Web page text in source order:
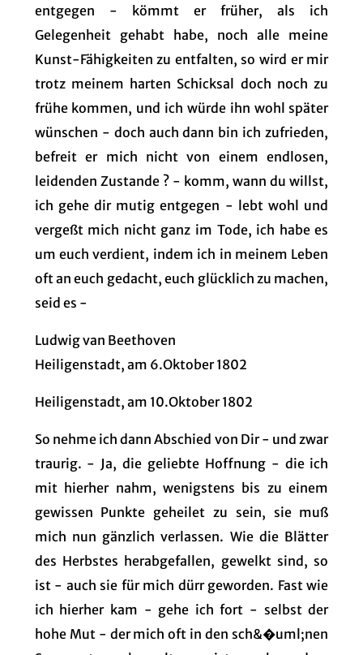
entgegen - kömmt er früher, als ich
Gelegenheit gehabt habe, noch alle meine
Kunst-Fähigkeiten zu entfalten, so wird er mir
trotz meinem harten Schicksal doch noch zu
frühe kommen, und ich würde ihn wohl später
wünschen - doch auch dann bin ich zufrieden,
befreit er mich nicht von einem endlosen,
leidenden Zustande ? - komm, wann du willst,
ich gehe dir mutig entgegen - lebt wohl und
vergeßt mich nicht ganz im Tode, ich habe es
um euch verdient, indem ich in meinem Leben
oft an euch gedacht, euch glücklich zu machen,
seid es -
Ludwig van Beethoven
Heiligenstadt, am 6.Oktober 1802
Heiligenstadt, am 10.Oktober 1802
So nehme ich dann Abschied von Dir - und zwar
traurig. - Ja, die geliebte Hoffnung - die ich
mit hierher nahm, wenigstens bis zu einem
gewissen Punkte geheilet zu sein, sie muß
mich nun gänzlich verlassen. Wie die Blätter
des Herbstes herabgefallen, gewelkt sind, so
ist - auch sie für mich dürr geworden. Fast wie
ich hierher kam - gehe ich fort - selbst der
hohe Mut - der mich oft in den sch&�uml;nen